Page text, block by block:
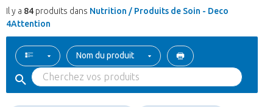
Il y a 84 produits dans Nutrition / Produits de Soin - Deco
4Attention
Nom du produit